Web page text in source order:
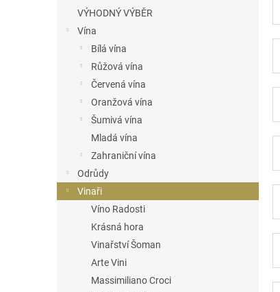
VÝHODNÝ VÝBĚR
Vína
Bílá vína
Růžová vína
Červená vína
Oranžová vína
Šumivá vína
Mladá vína
Zahraniční vína
Odrůdy
Vinaři
Víno Radosti
Krásná hora
Vinařství Šoman
Arte Vini
Massimiliano Croci